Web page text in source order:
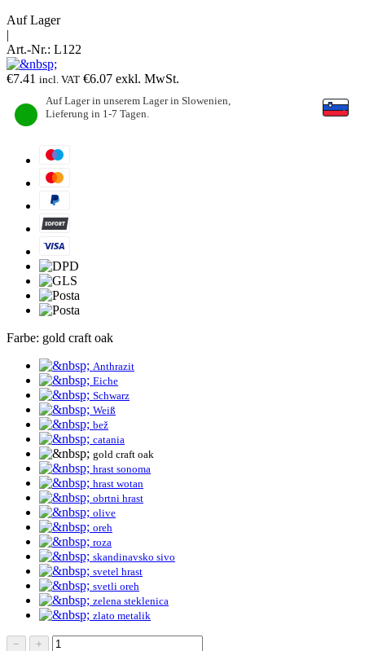
Auf Lager
|
Art.-Nr.: L122
€7.41 incl. VAT €6.07 exkl. MwSt.
Auf Lager in unserem Lager in Slowenien,
Lieferung in 1-7 Tagen.
Farbe: gold craft oak
Anthrazit
Eiche
Schwarz
Weiß
bež
catania
gold craft oak
hrast sonoma
hrast wotan
obrtni hrast
olive
oreh
roza
skandinavsko sivo
svetel hrast
svetli oreh
zelena steklenica
zlato metalik
−
+